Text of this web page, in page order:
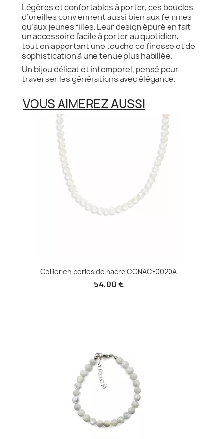
Légères et confortables à porter, ces boucles
d’oreilles conviennent aussi bien aux femmes
qu’aux jeunes filles. Leur design épuré en fait
un accessoire facile à porter au quotidien,
tout en apportant une touche de finesse et de
sophistication à une tenue plus habillée.
Un bijou délicat et intemporel, pensé pour
traverser les générations avec élégance.
VOUS AIMEREZ AUSSI
Collier en perles de nacre CONACF0020A
54,00 €